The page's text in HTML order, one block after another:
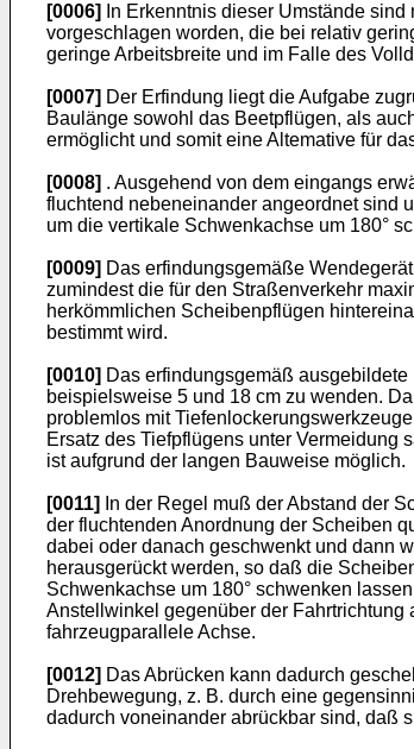
[0006]
In Erkenntnis dieser Umstände
vorgeschlagen worden, die bei relativ
geringe Arbeitsbreite und im Falle des
[0007] Der Erfindung liegt die Aufgabe
Baulänge sowohl das Beetpflügen, als
ermöglicht und somit eine Altemative für
[0008] . Ausgehend von dem eingangs
fluchtend nebeneinander angeordnet sind
um die vertikale Schwenkachse um 180°
[0009] Das erfindungsgemäße
zumindest die für den Straßenverkehr
herkömmlichen Scheibenpflügen
bestimmt wird.
[0010] Das erfindungsgemäß
beispielsweise 5 und 18 cm zu wenden.
problemlos mit
Ersatz des Tiefpflügens unter Vermeidung
ist aufgrund der langen Bauweise möglich.
[0011]
In der Regel muß der Abstand der
der fluchtenden Anordnung der Scheiben
dabei oder danach geschwenkt und dann
herausgerückt werden, so daß die
Schwenkachse um 180° schwenken
Anstellwinkel gegenüber der
fahrzeugparallele Achse.
[0012] Das Abrücken kann dadurch
Drehbewegung, z. B. durch eine
dadurch voneinander abrückbar sind, daß